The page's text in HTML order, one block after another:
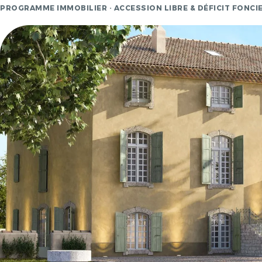
PROGRAMME IMMOBILIER · ACCESSION LIBRE & DÉFICIT